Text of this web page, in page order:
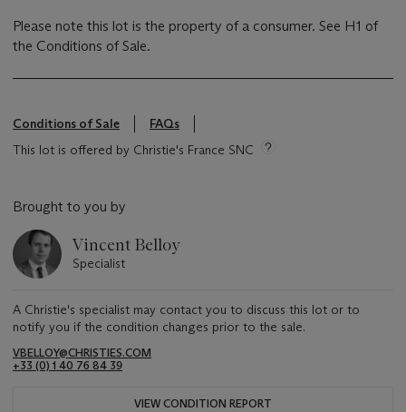
Please note this lot is the property of a consumer. See H1 of
the Conditions of Sale.
Conditions of Sale
FAQs
This lot is offered by Christie's France SNC
Brought to you by
Vincent Belloy
Specialist
A Christie's specialist may contact you to discuss this lot or to
notify you if the condition changes prior to the sale.
VBELLOY@CHRISTIES.COM
+33 (0) 1 40 76 84 39
VIEW CONDITION REPORT